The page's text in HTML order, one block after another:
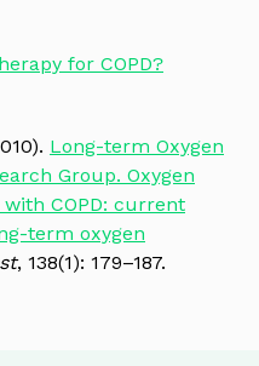
for COPD?
Long-term Oxygen
Group. Oxygen
COPD: current
term oxygen
, 138(1): 179–187.